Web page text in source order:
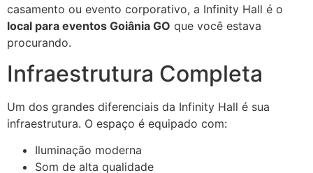
casamento ou evento corporativo, a Infinity Hall é o
local para eventos Goiânia GO que você estava
procurando.
Infraestrutura Completa
Um dos grandes diferenciais da Infinity Hall é sua
infraestrutura. O espaço é equipado com:
Iluminação moderna
Som de alta qualidade